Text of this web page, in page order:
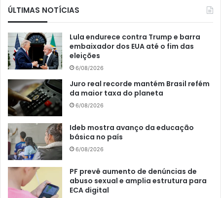
ÚLTIMAS NOTÍCIAS
Lula endurece contra Trump e barra
embaixador dos EUA até o fim das
eleições
6/08/2026
Juro real recorde mantém Brasil refém
da maior taxa do planeta
6/08/2026
Ideb mostra avanço da educação
básica no país
6/08/2026
PF prevê aumento de denúncias de
abuso sexual e amplia estrutura para
ECA digital